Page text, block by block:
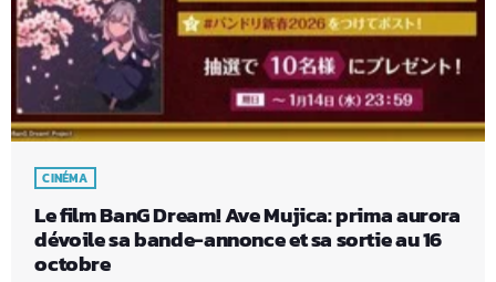
CINÉMA
Le film BanG Dream! Ave Mujica: prima aurora
dévoile sa bande-annonce et sa sortie au 16
octobre